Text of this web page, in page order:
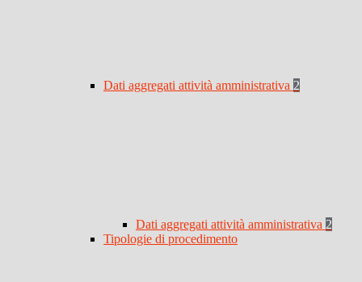
Dati aggregati attività amministrativa 2
Dati aggregati attività amministrativa 2
Tipologie di procedimento